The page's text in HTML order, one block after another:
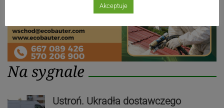
Na sygnale
Ustroń. Ukradła dostawczego
Akceptuje